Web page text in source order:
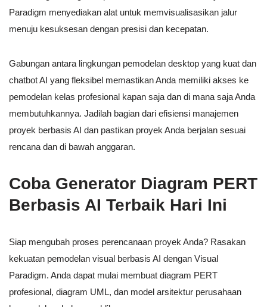
Paradigm menyediakan alat untuk memvisualisasikan jalur
menuju kesuksesan dengan presisi dan kecepatan.
Gabungan antara lingkungan pemodelan desktop yang kuat dan
chatbot AI yang fleksibel memastikan Anda memiliki akses ke
pemodelan kelas profesional kapan saja dan di mana saja Anda
membutuhkannya. Jadilah bagian dari efisiensi manajemen
proyek berbasis AI dan pastikan proyek Anda berjalan sesuai
rencana dan di bawah anggaran.
Coba Generator Diagram PERT
Berbasis AI Terbaik Hari Ini
Siap mengubah proses perencanaan proyek Anda? Rasakan
kekuatan pemodelan visual berbasis AI dengan Visual
Paradigm. Anda dapat mulai membuat diagram PERT
profesional, diagram UML, dan model arsitektur perusahaan